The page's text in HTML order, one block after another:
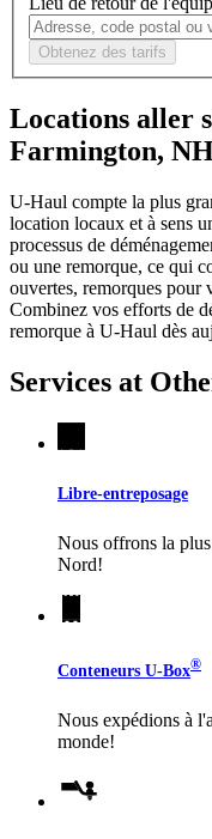
Obtenez des tarifs
Locations aller
Farmington,
U-Haul compte la plus
location locaux et à sens
processus de
ou une remorque, ce qui
ouvertes, remorques pour
Combinez vos efforts de
remorque à U-Haul dès
Services at
Libre-entreposage
Nous offrons la
Nord!
Conteneurs U-Box®
Nous expédions à
monde!